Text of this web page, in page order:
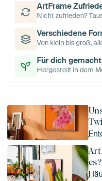
ArtFrame
Nicht zufrieden?
Verschiedene
Von klein bis groß,
Für dich gemacht
Hergestellt in dem
es?